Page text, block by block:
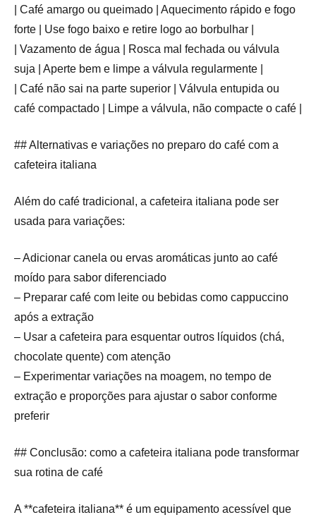
| Café amargo ou queimado | Aquecimento rápido e fogo
forte | Use fogo baixo e retire logo ao borbulhar |
| Vazamento de água | Rosca mal fechada ou válvula
suja | Aperte bem e limpe a válvula regularmente |
| Café não sai na parte superior | Válvula entupida ou
café compactado | Limpe a válvula, não compacte o café |
## Alternativas e variações no preparo do café com a
cafeteira italiana
Além do café tradicional, a cafeteira italiana pode ser
usada para variações:
– Adicionar canela ou ervas aromáticas junto ao café
moído para sabor diferenciado
– Preparar café com leite ou bebidas como cappuccino
após a extração
– Usar a cafeteira para esquentar outros líquidos (chá,
chocolate quente) com atenção
– Experimentar variações na moagem, no tempo de
extração e proporções para ajustar o sabor conforme
preferir
## Conclusão: como a cafeteira italiana pode transformar
sua rotina de café
A **cafeteira italiana** é um equipamento acessível que